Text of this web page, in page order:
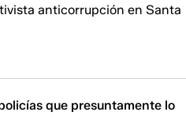
anticorrupción en Santa
que presuntamente lo